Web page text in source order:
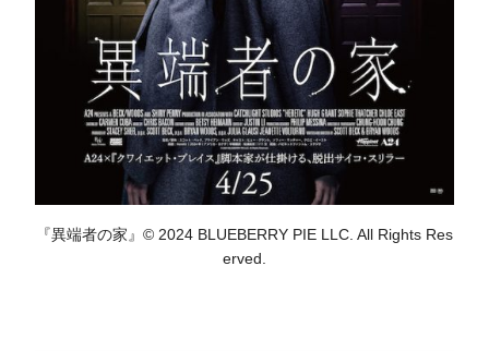
『異端者の家』© 2024 BLUEBERRY PIE LLC. All Rights Res
erved.